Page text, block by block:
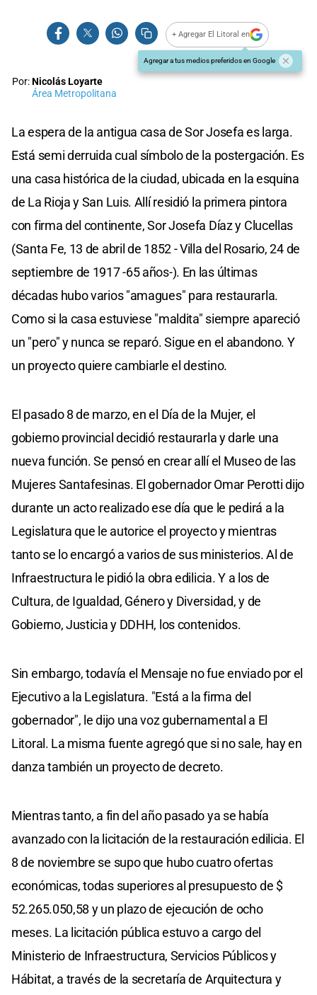
+ Agregar El Litoral en
Agregar a tus medios preferidos en Google
Por:Nicolás Loyarte
Área Metropolitana
La espera de la antigua casa de Sor Josefa es larga.
Está semi derruida cual símbolo de la postergación. Es
una casa histórica de la ciudad, ubicada en la esquina
de La Rioja y San Luis. Allí residió la primera pintora
con firma del continente, Sor Josefa Díaz y Clucellas
(Santa Fe, 13 de abril de 1852 - Villa del Rosario, 24 de
septiembre de 1917 -65 años-). En las últimas
décadas hubo varios "amagues" para restaurarla.
Como si la casa estuviese "maldita" siempre apareció
un "pero" y nunca se reparó. Sigue en el abandono. Y
un proyecto quiere cambiarle el destino.
El pasado 8 de marzo, en el Día de la Mujer, el
gobierno provincial decidió restaurarla y darle una
nueva función. Se pensó en crear allí el Museo de las
Mujeres Santafesinas. El gobernador Omar Perotti dijo
durante un acto realizado ese día que le pedirá a la
Legislatura que le autorice el proyecto y mientras
tanto se lo encargó a varios de sus ministerios. Al de
Infraestructura le pidió la obra edilicia. Y a los de
Cultura, de Igualdad, Género y Diversidad, y de
Gobierno, Justicia y DDHH, los contenidos.
Sin embargo, todavía el Mensaje no fue enviado por el
Ejecutivo a la Legislatura. "Está a la firma del
gobernador", le dijo una voz gubernamental a El
Litoral. La misma fuente agregó que si no sale, hay en
danza también un proyecto de decreto.
Mientras tanto, a fin del año pasado ya se había
avanzado con la licitación de la restauración edilicia. El
8 de noviembre se supo que hubo cuatro ofertas
económicas, todas superiores al presupuesto de $
52.265.050,58 y un plazo de ejecución de ocho
meses. La licitación pública estuvo a cargo del
Ministerio de Infraestructura, Servicios Públicos y
Hábitat, a través de la secretaría de Arquitectura y